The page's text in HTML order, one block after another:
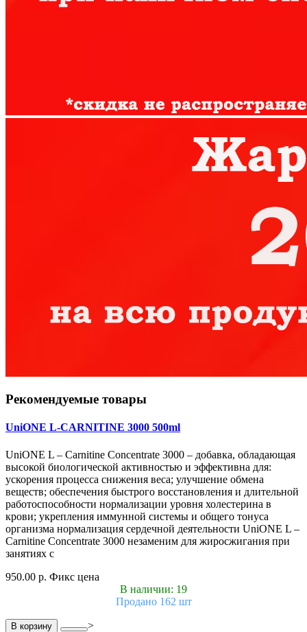
Рекомендуемые товары
UniONE L-CARNITINE 3000 500ml
UniONE L – Carnitine Concentrate 3000 – добавка, обладающая
высокой биологической активностью и эффективна для:
ускорения процесса снижения веса; улучшение обмена
веществ; обеспечения быстрого восстановления и длительной
работоспособности нормализации уровня холестерина в
крови; укрепления иммунной системы и общего тонуса
организма нормализация сердечной деятельности UniONE L –
Carnitine Concentrate 3000 незаменим для жиросжигания при
занятиях с
950.00 р. Фикс цена
В наличии: 19
Продано 162 шт
В корзину >